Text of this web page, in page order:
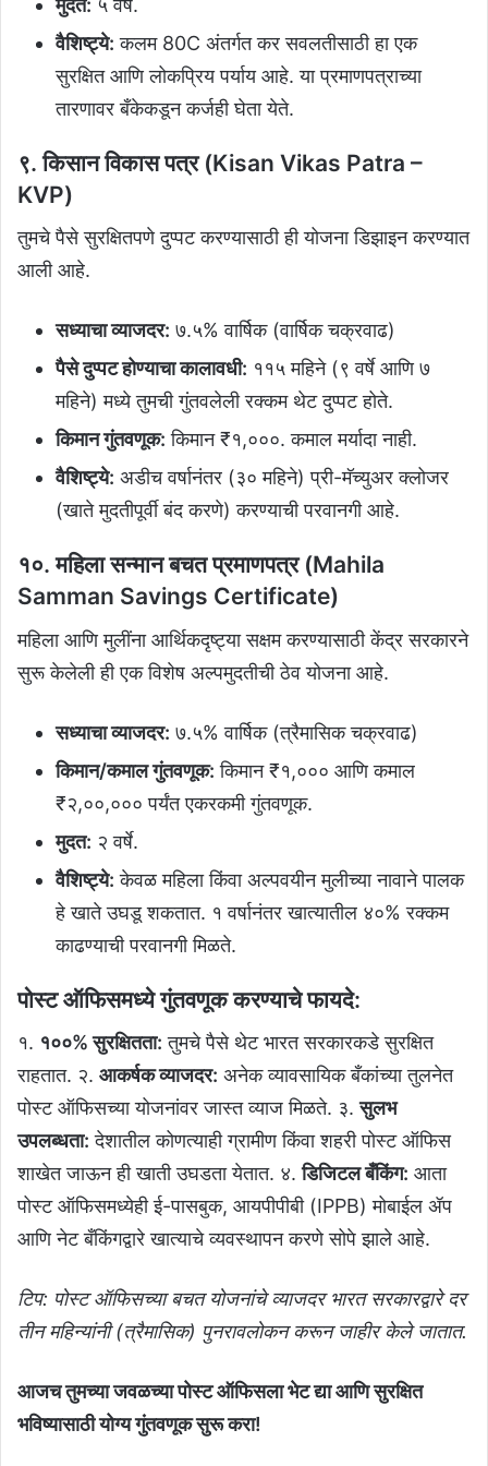
मुदत: ५ वर्षे.
वैशिष्ट्ये: कलम 80C अंतर्गत कर सवलतीसाठी हा एक
सुरक्षित आणि लोकप्रिय पर्याय आहे. या प्रमाणपत्राच्या
तारणावर बँकेकडून कर्जही घेता येते.
९. किसान विकास पत्र (Kisan Vikas Patra –
KVP)
तुमचे पैसे सुरक्षितपणे दुप्पट करण्यासाठी ही योजना डिझाइन करण्यात
आली आहे.
सध्याचा व्याजदर: ७.५% वार्षिक (वार्षिक चक्रवाढ)
पैसे दुप्पट होण्याचा कालावधी: ११५ महिने (९ वर्षे आणि ७
महिने) मध्ये तुमची गुंतवलेली रक्कम थेट दुप्पट होते.
किमान गुंतवणूक: किमान ₹१,०००. कमाल मर्यादा नाही.
वैशिष्ट्ये: अडीच वर्षानंतर (३० महिने) प्री-मॅच्युअर क्लोजर
(खाते मुदतीपूर्वी बंद करणे) करण्याची परवानगी आहे.
१०. महिला सन्मान बचत प्रमाणपत्र (Mahila
Samman Savings Certificate)
महिला आणि मुलींना आर्थिकदृष्ट्या सक्षम करण्यासाठी केंद्र सरकारने
सुरू केलेली ही एक विशेष अल्पमुदतीची ठेव योजना आहे.
सध्याचा व्याजदर: ७.५% वार्षिक (त्रैमासिक चक्रवाढ)
किमान/कमाल गुंतवणूक: किमान ₹१,००० आणि कमाल
₹२,००,००० पर्यंत एकरकमी गुंतवणूक.
मुदत: २ वर्षे.
वैशिष्ट्ये: केवळ महिला किंवा अल्पवयीन मुलीच्या नावाने पालक
हे खाते उघडू शकतात. १ वर्षानंतर खात्यातील ४०% रक्कम
काढण्याची परवानगी मिळते.
पोस्ट ऑफिसमध्ये गुंतवणूक करण्याचे फायदे:
१. १००% सुरक्षितता: तुमचे पैसे थेट भारत सरकारकडे सुरक्षित
राहतात. २. आकर्षक व्याजदर: अनेक व्यावसायिक बँकांच्या तुलनेत
पोस्ट ऑफिसच्या योजनांवर जास्त व्याज मिळते. ३.सुलभ
उपलब्धता: देशातील कोणत्याही ग्रामीण किंवा शहरी पोस्ट ऑफिस
शाखेत जाऊन ही खाती उघडता येतात. ४.डिजिटल बँकिंग: आता
पोस्ट ऑफिसमध्येही ई-पासबुक, आयपीपीबी (IPPB) मोबाईल ॲप
आणि नेट बँकिंगद्वारे खात्याचे व्यवस्थापन करणे सोपे झाले आहे.
टिप: पोस्ट ऑफिसच्या बचत योजनांचे व्याजदर भारत सरकारद्वारे दर
तीन महिन्यांनी (त्रैमासिक) पुनरावलोकन करून जाहीर केले जातात.
आजच तुमच्या जवळच्या पोस्ट ऑफिसला भेट द्या आणि सुरक्षित
भविष्यासाठी योग्य गुंतवणूक सुरू करा!